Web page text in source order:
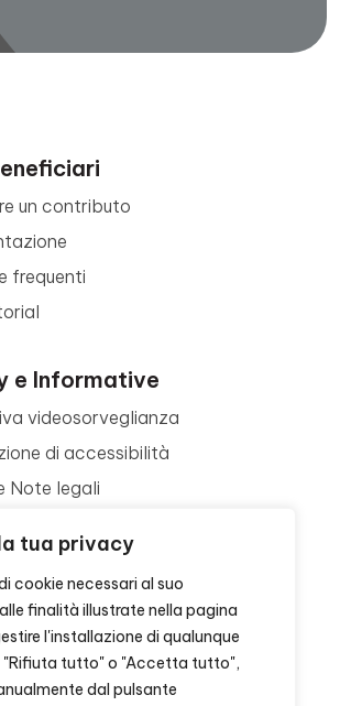
tua privacy
cookie necessari al suo
finalità illustrate nella pagina
l'installazione di qualunque
"Rifiuta tutto" o "Accetta tutto",
dal pulsante
un contributo
frequenti
e Informative
videosorveglianza
di accessibilità
Note legali